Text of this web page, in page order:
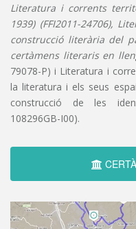
Literatura i corrents
1939) (FFI2011-24706),
construcció literària del
certàmens literaris en
79078-P) i Literatura i
la literatura i els seus
construcció de les
108296GB-I00).